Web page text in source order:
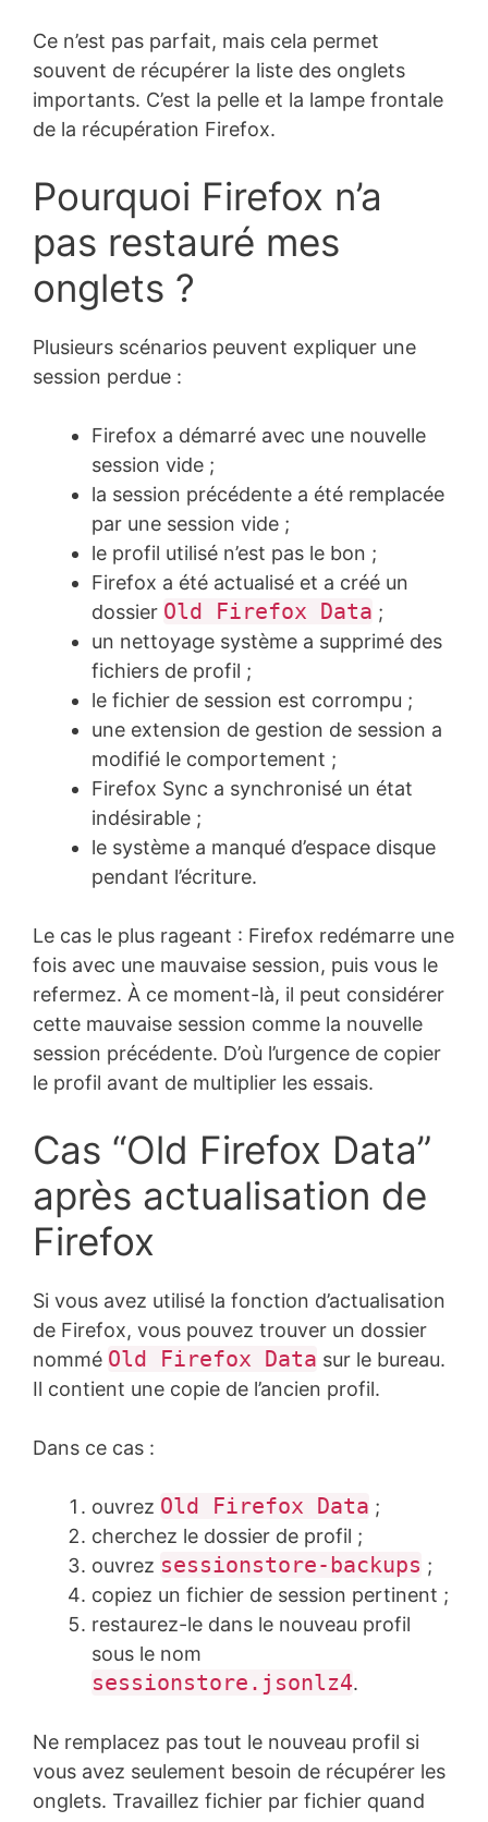
code :
JavaScript
(javascript )
Ce n’est pas parfait, mais cela permet
souvent de récupérer la liste des onglets
importants. C’est la pelle et la lampe frontale
de la récupération Firefox.
Pourquoi Firefox n’a
pas restauré mes
onglets ?
Plusieurs scénarios peuvent expliquer une
session perdue :
Firefox a démarré avec une nouvelle
session vide ;
la session précédente a été remplacée
par une session vide ;
le profil utilisé n’est pas le bon ;
Firefox a été actualisé et a créé un
dossier Old Firefox Data ;
un nettoyage système a supprimé des
fichiers de profil ;
le fichier de session est corrompu ;
une extension de gestion de session a
modifié le comportement ;
Firefox Sync a synchronisé un état
indésirable ;
le système a manqué d’espace disque
pendant l’écriture.
Le cas le plus rageant : Firefox redémarre une
fois avec une mauvaise session, puis vous le
refermez. À ce moment-là, il peut considérer
cette mauvaise session comme la nouvelle
session précédente. D’où l’urgence de copier
le profil avant de multiplier les essais.
Cas “Old Firefox Data”
après actualisation de
Firefox
Si vous avez utilisé la fonction d’actualisation
de Firefox, vous pouvez trouver un dossier
nommé Old Firefox Data sur le bureau.
Il contient une copie de l’ancien profil.
Dans ce cas :
ouvrez Old Firefox Data ;
cherchez le dossier de profil ;
ouvrez sessionstore-backups ;
copiez un fichier de session pertinent ;
restaurez-le dans le nouveau profil
sous le nom
sessionstore.jsonlz4.
Ne remplacez pas tout le nouveau profil si
vous avez seulement besoin de récupérer les
onglets. Travaillez fichier par fichier quand